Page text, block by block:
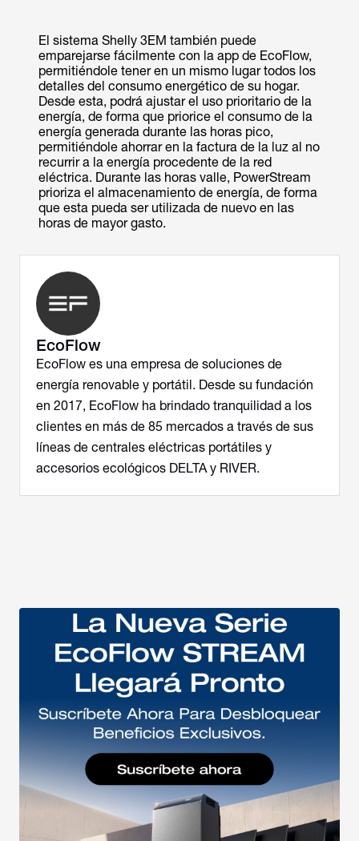
El sistema Shelly 3EM también puede
emparejarse fácilmente con la app de EcoFlow,
permitiéndole tener en un mismo lugar todos los
detalles del consumo energético de su hogar.
Desde esta, podrá ajustar el uso prioritario de la
energía, de forma que priorice el consumo de la
energía generada durante las horas pico,
permitiéndole ahorrar en la factura de la luz al no
recurrir a la energía procedente de la red
eléctrica. Durante las horas valle, PowerStream
prioriza el almacenamiento de energía, de forma
que esta pueda ser utilizada de nuevo en las
horas de mayor gasto.
EcoFlow
EcoFlow es una empresa de soluciones de
energía renovable y portátil. Desde su fundación
en 2017, EcoFlow ha brindado tranquilidad a los
clientes en más de 85 mercados a través de sus
líneas de centrales eléctricas portátiles y
accesorios ecológicos DELTA y RIVER.